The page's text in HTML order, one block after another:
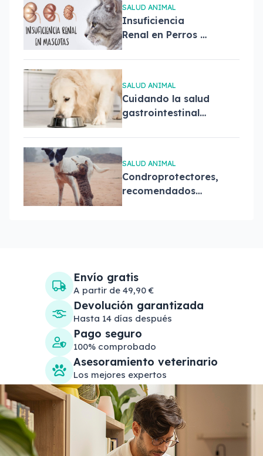
mascotas
SALUD ANIMAL
Insuficiencia
Renal en Perros y
Diagnóstico y
SALUD ANIMAL
Cuidando la salud
gastrointestinal
SALUD ANIMAL
Condroprotectores,
recomendados
Envío gratis
A partir de 49,90 €
Devolución garantizada
Hasta 14 días después
Pago seguro
100% comprobado
Asesoramiento veterinario
Los mejores expertos